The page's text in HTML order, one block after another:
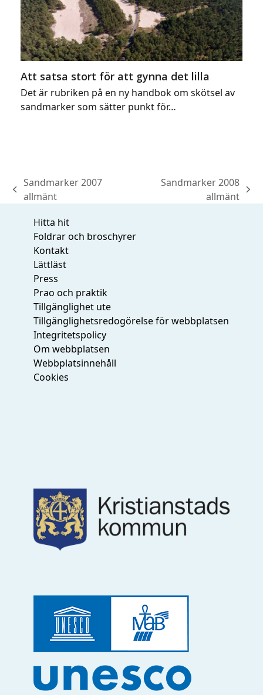
Att satsa stort för att gynna det lilla
Det är rubriken på en ny handbok om skötsel av
sandmarker som sätter punkt för…
previous
Sandmarker 2007
allmänt
Sandmarker 2008
allmänt
Hitta hit
Foldrar och broschyrer
Kontakt
Lättläst
Press
Prao och praktik
Tillgänglighet ute
Tillgänglighetsredogörelse för webbplatsen
Integritetspolicy
Om webbplatsen
Webbplatsinnehåll
Cookies